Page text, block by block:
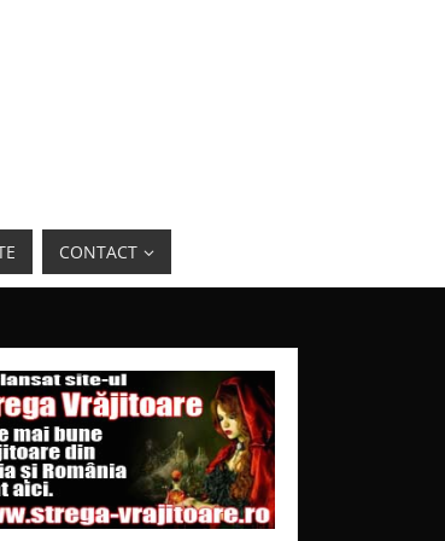
CONTACT